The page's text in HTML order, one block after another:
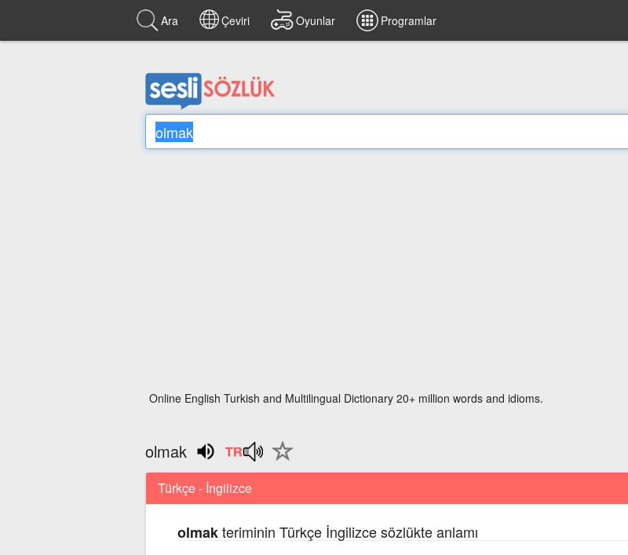
Ara Çeviri Oyunlar Programlar
Online English Turkish and Multilingual Dictionary 20+ million words and idioms.
olmak
Türkçe - İngilizce
olmakteriminin Türkçe İngilizce sözlükte anlamı